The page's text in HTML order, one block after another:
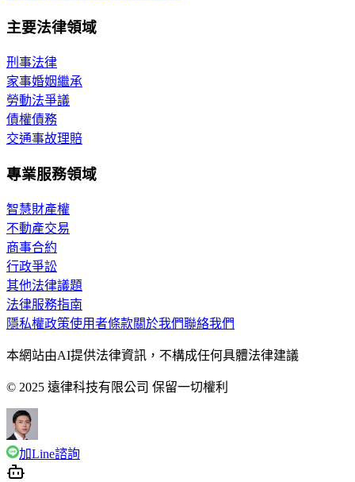
主要法律領域
刑事法律
家事婚姻繼承
勞動法爭議
債權債務
交通事故理賠
專業服務領域
智慧財產權
不動產交易
商事合約
行政爭訟
其他法律議題
法律服務指南
隱私權政策使用者條款關於我們聯絡我們
本網站由AI提供法律資訊，不構成任何具體法律建議
© 2025 遠律科技有限公司 保留一切權利
加Line諮詢